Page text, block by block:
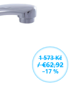
1 573 Kč
/ €62,92
–17 %